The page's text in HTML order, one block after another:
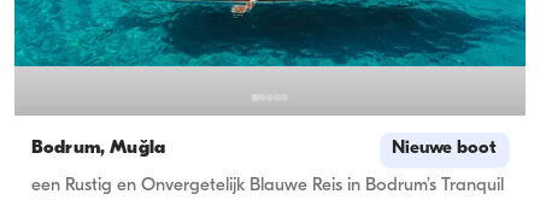
Bodrum, Muğla Nieuwe boot
een Rustig en Onvergetelijk Blauwe Reis in Bodrum’s Tranquil